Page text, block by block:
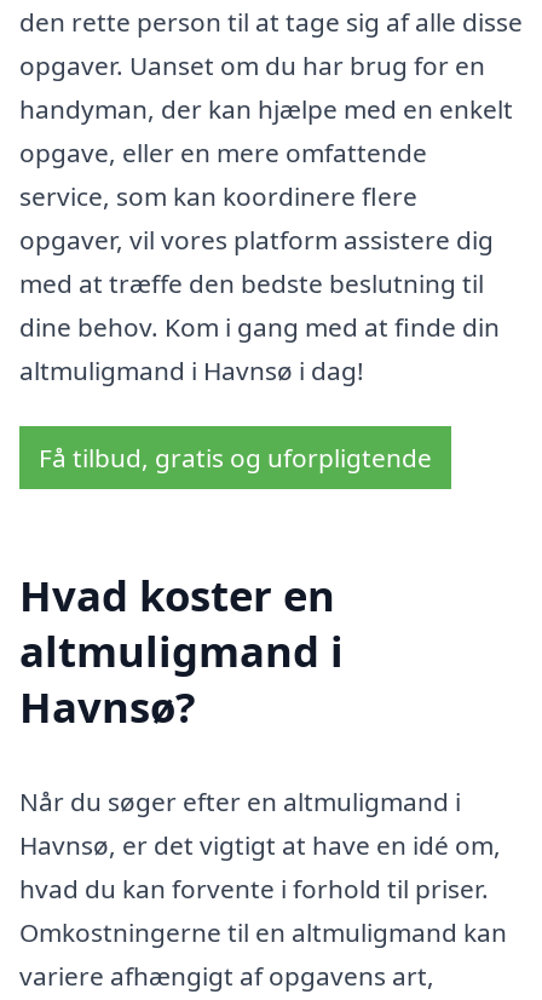
den rette person til at tage sig af alle disse
opgaver. Uanset om du har brug for en
handyman, der kan hjælpe med en enkelt
opgave, eller en mere omfattende
service, som kan koordinere flere
opgaver, vil vores platform assistere dig
med at træffe den bedste beslutning til
dine behov. Kom i gang med at finde din
altmuligmand i Havnsø i dag!
Få tilbud, gratis og uforpligtende
Hvad koster en
altmuligmand i
Havnsø?
Når du søger efter en altmuligmand i
Havnsø, er det vigtigt at have en idé om,
hvad du kan forvente i forhold til priser.
Omkostningerne til en altmuligmand kan
variere afhængigt af opgavens art,